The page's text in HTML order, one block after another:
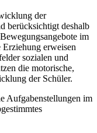
der
berücksichtigt deshalb
im
erweisen
sozialen und
die motorische,
der Schüler.
Aufgabenstellungen im